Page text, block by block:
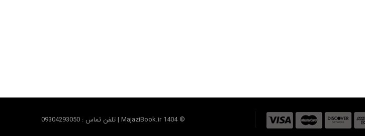
© MajaziBook.ir 1404 | تلفن تماس : 09304293050